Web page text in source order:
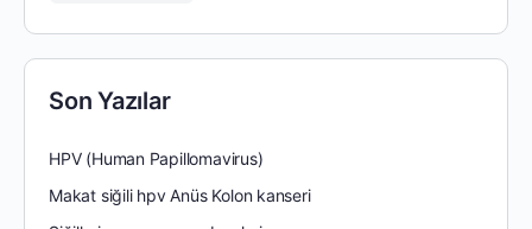
Son Yazılar
HPV (Human Papillomavirus)
Makat siğili hpv Anüs Kolon kanseri